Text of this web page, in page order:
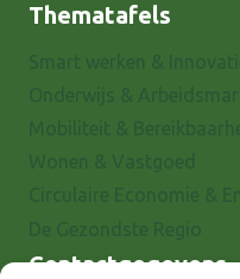
Thematafels
Contactgegevens